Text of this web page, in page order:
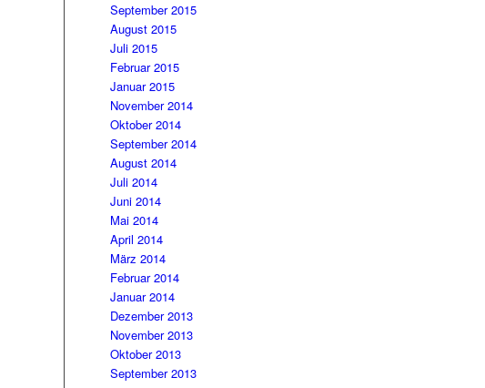
September 2015
August 2015
Juli 2015
Februar 2015
Januar 2015
November 2014
Oktober 2014
September 2014
August 2014
Juli 2014
Juni 2014
Mai 2014
April 2014
März 2014
Februar 2014
Januar 2014
Dezember 2013
November 2013
Oktober 2013
September 2013